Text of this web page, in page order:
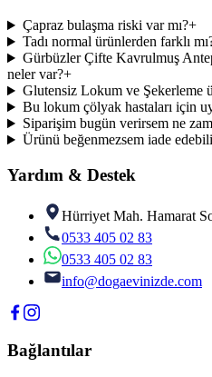
Çapraz bulaşma riski var mı?+
Tadı normal ürünlerden farklı
Gürbüzler Çifte Kavrulmuş
neler var?+
Glutensiz Lokum ve Şekerleme
Bu lokum çölyak hastaları için
Siparişim bugün verirsem ne
Ürünü beğenmezsem iade
Yardım & Destek
Hürriyet Mah. Hamarat
0533 405 02 83
0533 405 02 83
info@dogaevinizde.com
Bağlantılar